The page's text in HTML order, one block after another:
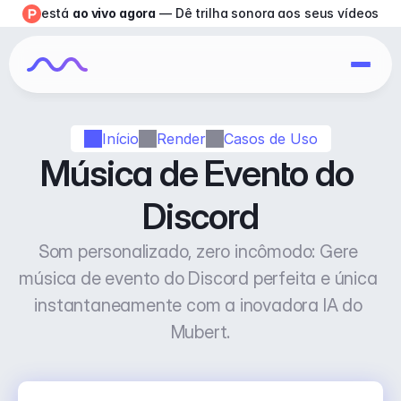
Início Render Casos de Uso
Música de Evento do
Discord
Som personalizado, zero incômodo: Gere
música de evento do Discord perfeita e única
instantaneamente com a inovadora IA do
Mubert.
está ao vivo agora — Dê trilha sonora aos seus vídeos